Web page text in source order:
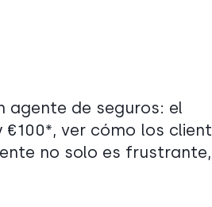
agente de seguros: el
ver cómo los
no solo es frustrante,